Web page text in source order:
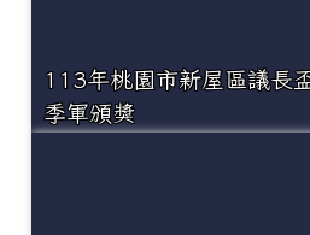
113年桃園市新屋區議長
季軍頒獎